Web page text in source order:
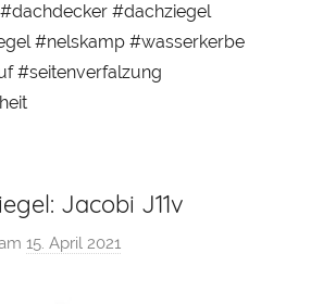
#dachziegel
#nelskamp #wasserkerbe
#seitenverfalzung
Jacobi J11v
15. April 2021